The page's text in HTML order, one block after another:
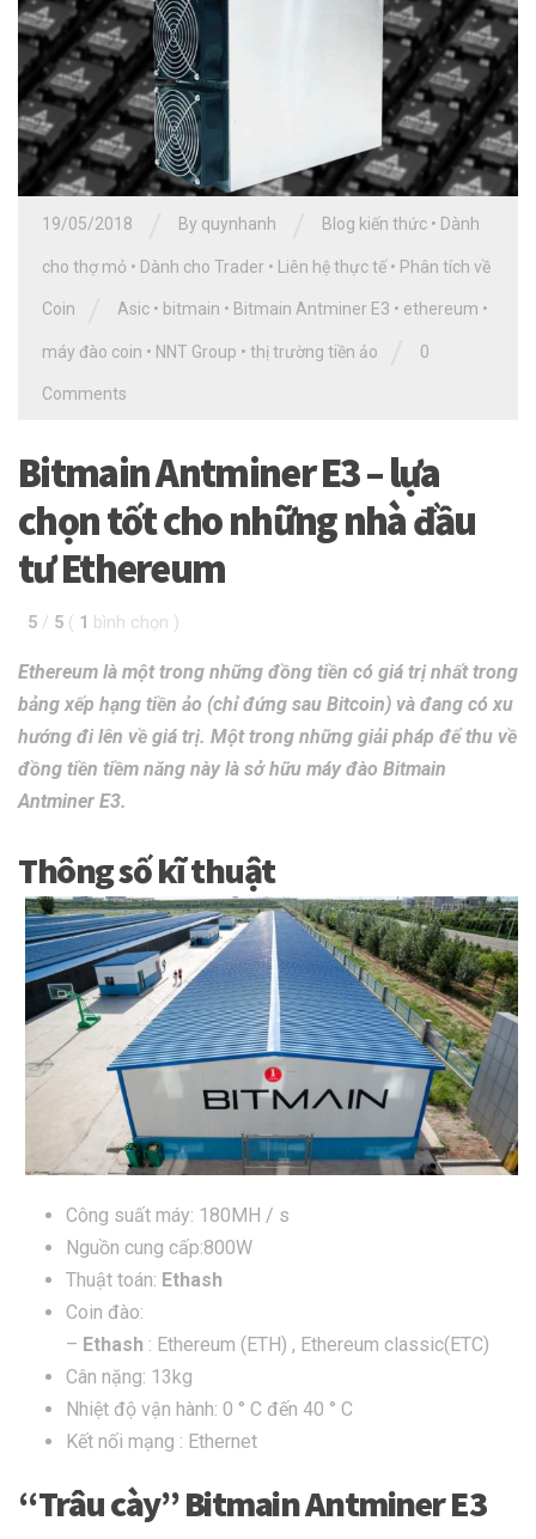
19/05/2018 By quynhanh Blog kiến thức • Dành
cho thợ mỏ • Dành cho Trader • Liên hệ thực tế• Phân tích về
Coin Asic • bitmain • Bitmain Antminer E3 • ethereum •
máy đào coin • NNT Group • thị trường tiền ảo 0
Comments
Bitmain Antminer E3 – lựa
chọn tốt cho những nhà đầu
tư Ethereum
5 / 5 ( 1 bình chọn )
Ethereum là một trong những đồng tiền có giá trị nhất trong
bảng xếp hạng tiền ảo (chỉ đứng sau Bitcoin) và đang có xu
hướng đi lên về giá trị. Một trong những giải pháp để thu về
đồng tiền tiềm năng này là sở hữu máy đào Bitmain
Antminer E3.
Thông số kĩ thuật
Công suất máy: 180MH / s
Nguồn cung cấp:800W
Thuật toán: Ethash
Coin đào:
– Ethash : Ethereum (ETH) , Ethereum classic(ETC)
Cân nặng: 13kg
Nhiệt độ vận hành: 0 ° C đến 40 ° C
Kết nối mạng : Ethernet
“Trâu cày” Bitmain Antminer E3